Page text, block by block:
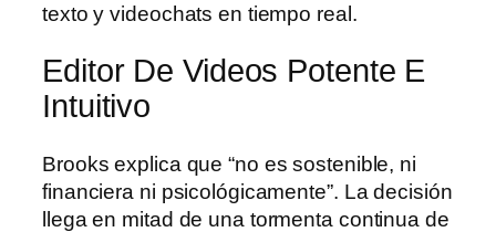
texto y videochats en tiempo real.
Editor De Videos Potente E
Intuitivo
Brooks explica que “no es sostenible, ni
financiera ni psicológicamente”. La decisión
llega en mitad de una tormenta continua de